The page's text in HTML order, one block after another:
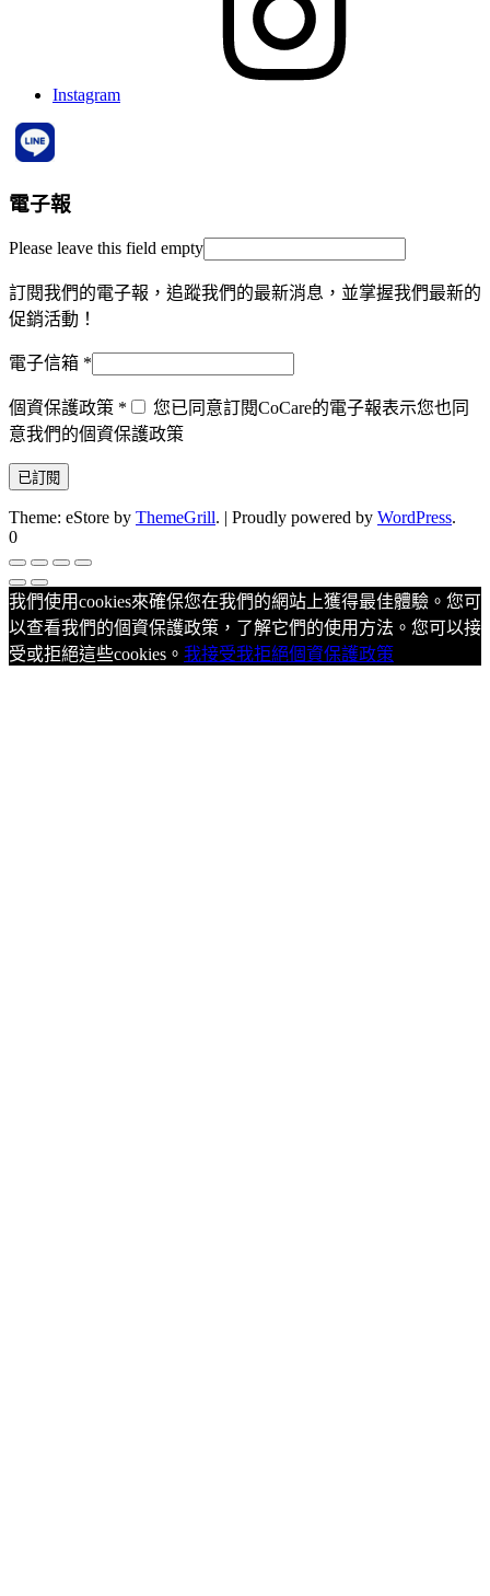
Instagram
電子報
Please leave this field empty
訂閱我們的電子報，追蹤我們的最新消息，並掌握我們最新的
促銷活動！
電子信箱 *
個資保護政策 *
您已同意訂閱CoCare的電子報表示您也同
意我們的個資保護政策
Theme: eStore by ThemeGrill. | Proudly powered by WordPress.
0
我們使用cookies來確保您在我們的網站上獲得最佳體驗。您可
以查看我們的個資保護政策，了解它們的使用方法。您可以接
受或拒絕這些cookies。 我接受我拒絕個資保護政策